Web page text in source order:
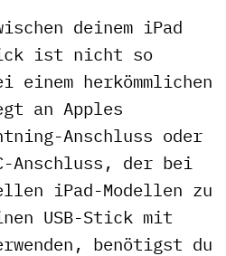
deinem iPad
ist nicht so
herkömmlichen
an Apples
Anschluss oder
Anschluss, der bei
iPad-Modellen zu
USB-Stick mit
benötigst du